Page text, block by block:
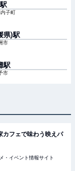
駅
子町
県)駅
市
駅
市
カフェで味わう映えパ
・イベント情報サイト